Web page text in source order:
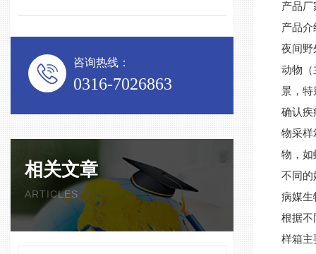
咨询热线：
0316-7026863
相关文章
ARTICLES
产品
产品
夜间野
动物（
景，特
确认疾
物采样
物，如
不同的
病媒生
根据不
样箱主